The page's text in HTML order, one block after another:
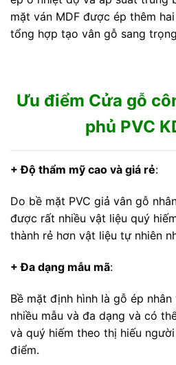
mặt ván MDF được ép thêm
tổng hợp tạo vân gỗ sang
Ưu điểm Cửa gỗ
phủ PVC
+ Độ thẩm mỹ cao và giá rẻ:
Do bề mặt PVC giả vân gỗ
được rất nhiều vật liệu quý
thành rẻ hơn vật liệu tự nhiên
+ Đa dạng mẫu mã:
Bề mặt định hình là gỗ ép
nhiều mẫu và đa dạng và có
và quý hiếm theo thị hiếu
điểm.